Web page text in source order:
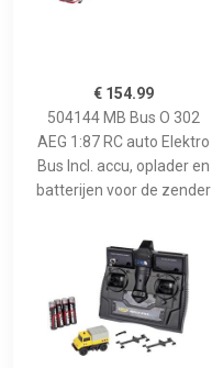
€ 154.99
504144 MB Bus O 302
AEG 1:87 RC auto Elektro
Bus Incl. accu, oplader en
batterijen voor de zender